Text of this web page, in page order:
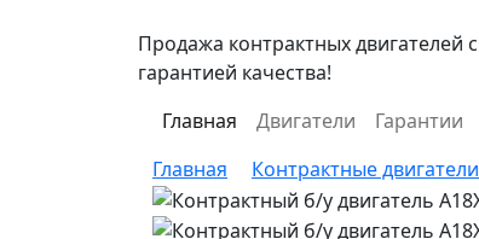
Продажа контрактных двигателей с
гарантией качества!
Главная Двигатели Гарантии
Главная
Контрактные двигатели